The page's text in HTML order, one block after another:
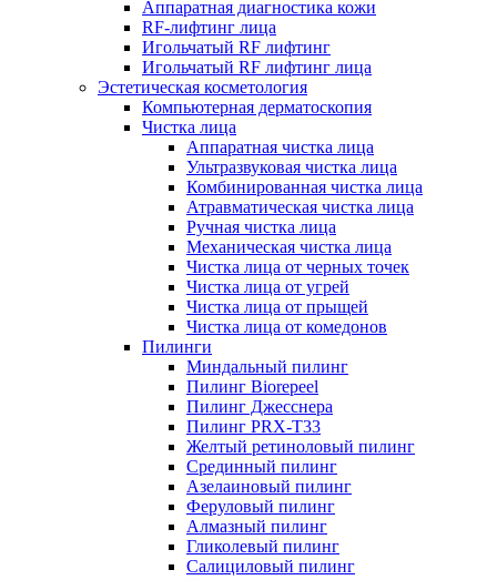
Аппаратная диагностика кожи
RF-лифтинг лица
Игольчатый RF лифтинг
Игольчатый RF лифтинг лица
Эстетическая косметология
Компьютерная дерматоскопия
Чистка лица
Аппаратная чистка лица
Ультразвуковая чистка лица
Комбинированная чистка лица
Атравматическая чистка лица
Ручная чистка лица
Механическая чистка лица
Чистка лица от черных точек
Чистка лица от угрей
Чистка лица от прыщей
Чистка лица от комедонов
Пилинги
Миндальный пилинг
Пилинг Biorepeel
Пилинг Джесснера
Пилинг PRX-T33
Желтый ретиноловый пилинг
Срединный пилинг
Азелаиновый пилинг
Феруловый пилинг
Алмазный пилинг
Гликолевый пилинг
Салициловый пилинг